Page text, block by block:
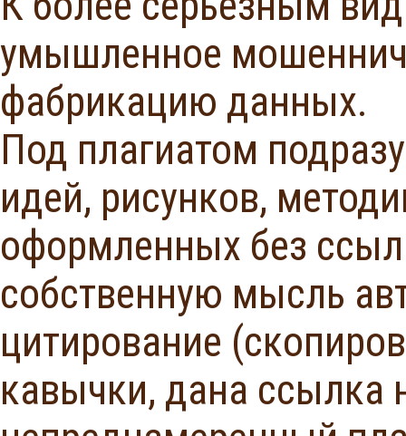
умышленное
фабрикацию данных.
Под плагиатом
идей, рисунков,
оформленных без
собственную мысль
цитирование
кавычки, дана ссылка